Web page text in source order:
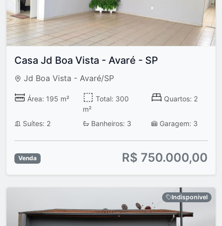
Casa Jd Boa Vista - Avaré - SP
Jd Boa Vista - Avaré/SP
Área: 195 m²
Total: 300
m²
Quartos: 2
Suítes: 2 Banheiros: 3 Garagem: 3
Venda R$ 750.000,00
Indisponivel